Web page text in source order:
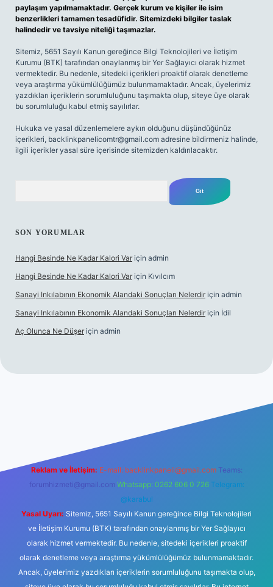
paylaşım yapılmamaktadır. Gerçek kurum ve kişiler ile isim
benzerlikleri tamamen tesadüfidir. Sitemizdeki bilgiler taslak
halindedir ve tavsiye niteliği taşımazlar.
Sitemiz, 5651 Sayılı Kanun gereğince Bilgi Teknolojileri ve İletişim
Kurumu (BTK) tarafından onaylanmış bir Yer Sağlayıcı olarak hizmet
vermektedir. Bu nedenle, sitedeki içerikleri proaktif olarak denetleme
veya araştırma yükümlülüğümüz bulunmamaktadır. Ancak, üyelerimiz
yazdıkları içeriklerin sorumluluğunu taşımakta olup, siteye üye olarak
bu sorumluluğu kabul etmiş sayılırlar.
Hukuka ve yasal düzenlemelere aykırı olduğunu düşündüğünüz
içerikleri, backlinkpanelicomtr@gmail.com adresine bildirmeniz halinde,
ilgili içerikler yasal süre içerisinde sitemizden kaldırılacaktır.
SON YORUMLAR
Hangi Besinde Ne Kadar Kalori Var için admin
Hangi Besinde Ne Kadar Kalori Var için Kıvılcım
Sanayi Inkılabının Ekonomik Alandaki Sonuçları Nelerdir için admin
Sanayi Inkılabının Ekonomik Alandaki Sonuçları Nelerdir için İdil
Aç Olunca Ne Düşer için admin
Reklam ve İletişim: E-mail: backlinkpaneli@gmail.com Teams:
forumhizmeti@gmail.com Whatsapp: 0262 606 0 726 Telegram:
@karabul
Yasal Uyarı: Sitemiz, 5651 Sayılı Kanun gereğince Bilgi Teknolojileri
ve İletişim Kurumu (BTK) tarafından onaylanmış bir Yer Sağlayıcı
olarak hizmet vermektedir. Bu nedenle, sitedeki içerikleri proaktif
olarak denetleme veya araştırma yükümlülüğümüz bulunmamaktadır.
Ancak, üyelerimiz yazdıkları içeriklerin sorumluluğunu taşımakta olup,